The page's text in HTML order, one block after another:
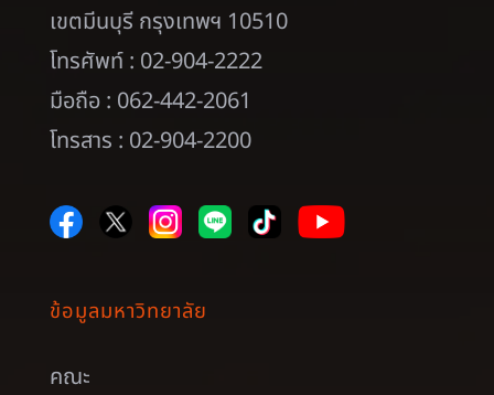
เขตมีนบุรี กรุงเทพฯ 10510
โทรศัพท์ : 02-904-2222
มือถือ : 062-442-2061
โทรสาร : 02-904-2200
ข้อมูลมหาวิทยาลัย
คณะ